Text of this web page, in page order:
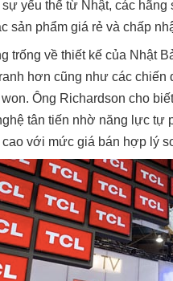
yếu thế từ Nhật, các
sản phẩm giá rẻ và chấp
trống về thiết kế của Nhật
hơn cũng như các chiến
won. Ông Richardson cho
tân tiến nhờ năng lực tự
cao với mức giá bán hợp lý